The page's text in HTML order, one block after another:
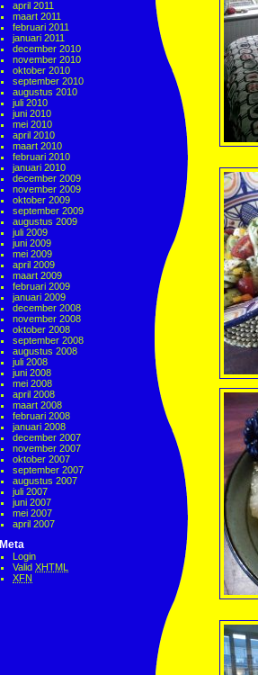
april 2011
maart 2011
februari 2011
januari 2011
december 2010
november 2010
oktober 2010
september 2010
augustus 2010
juli 2010
juni 2010
mei 2010
april 2010
maart 2010
februari 2010
januari 2010
december 2009
november 2009
oktober 2009
september 2009
augustus 2009
juli 2009
juni 2009
mei 2009
april 2009
maart 2009
februari 2009
januari 2009
december 2008
november 2008
oktober 2008
september 2008
augustus 2008
juli 2008
juni 2008
mei 2008
april 2008
maart 2008
februari 2008
januari 2008
december 2007
november 2007
oktober 2007
september 2007
augustus 2007
juli 2007
juni 2007
mei 2007
april 2007
Meta
Login
Valid XHTML
XFN